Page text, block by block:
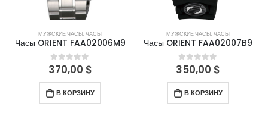
МУЖСКИЕ ЧАСЫ,ЧАСЫ
Часы ORIENT FAA02006M9
0out of 5
370,00 $
В КОРЗИНУ
МУЖСКИЕ ЧАСЫ,ЧАСЫ
Часы ORIENT FAA02007B9
0out of 5
350,00 $
В КОРЗИНУ